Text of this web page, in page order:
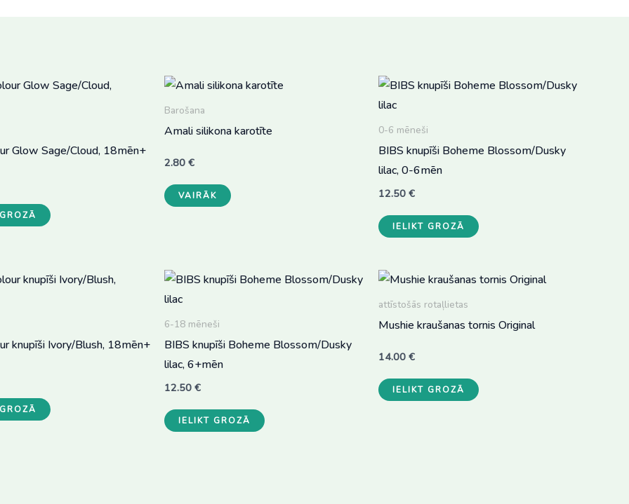
Glow Sage/Cloud, 18mēn+
Barošana
Amali silikona karotīte
2.80 €
VAIRĀK
product
The
be
product
0-6 mēneši
BIBS knupīši Boheme Blossom/Dusky
lilac, 0-6mēn
12.50 €
IELIKT GROZĀ
knupīši Ivory/Blush, 18mēn+
6-18 mēneši
BIBS knupīši Boheme Blossom/Dusky
lilac, 6+mēn
12.50 €
IELIKT GROZĀ
attīstošās rotaļlietas
Mushie kraušanas tornis Original
14.00 €
IELIKT GROZĀ